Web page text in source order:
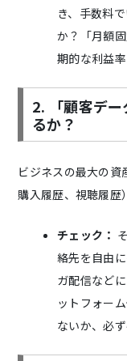
き、手数料
か？「月額
期的な利益
2. 「顧客デ
るか？
ビジネスの最大の資
購入履歴、視聴履歴
チェック：
絡先を自由
ガ配信など
ットフォー
ないか、必